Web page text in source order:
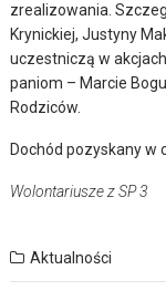
zrealizowania.
Krynickiej, Justyny
uczestniczą w
paniom – Marcie
Rodziców.
Dochód pozyskany w
Wolontariusze z SP 3
Aktualności